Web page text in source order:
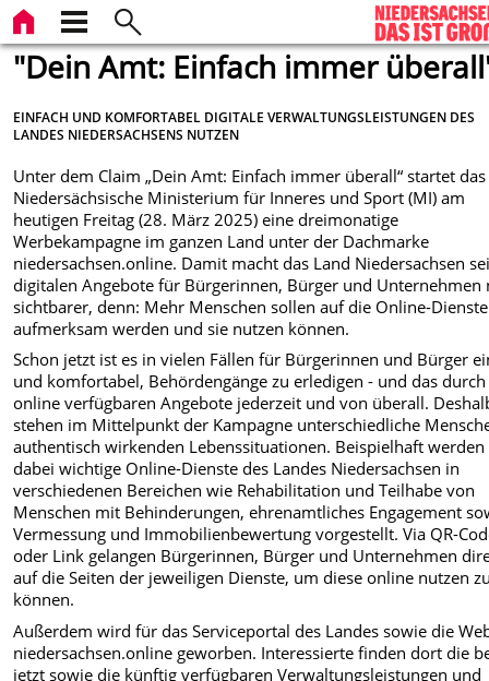
"Dein Amt: Einfach immer
EINFACH UND KOMFORTABEL DIGITALE VERWALTUNGSLEISTUNGEN DES
LANDES NIEDERSACHSENS NUTZEN
Unter dem Claim „Dein Amt: Einfach immer überall“ startet das
Niedersächsische Ministerium für Inneres und Sport (MI) am
heutigen Freitag (28. März 2025) eine dreimonatige
Werbekampagne im ganzen Land unter der Dachmarke
niedersachsen.online. Damit macht das Land Niedersachsen
digitalen Angebote für Bürgerinnen, Bürger und Unternehmen
sichtbarer, denn: Mehr Menschen sollen auf die Online-Dienste
aufmerksam werden und sie nutzen können.
Schon jetzt ist es in vielen Fällen für Bürgerinnen und Bürger
und komfortabel, Behördengänge zu erledigen - und das
online verfügbaren Angebote jederzeit und von überall.
stehen im Mittelpunkt der Kampagne unterschiedliche
authentisch wirkenden Lebenssituationen. Beispielhaft werden
dabei wichtige Online-Dienste des Landes Niedersachsen in
verschiedenen Bereichen wie Rehabilitation und Teilhabe von
Menschen mit Behinderungen, ehrenamtliches Engagement
Vermessung und Immobilienbewertung vorgestellt. Via QR-
oder Link gelangen Bürgerinnen, Bürger und Unternehmen
auf die Seiten der jeweiligen Dienste, um diese online nutzen
können.
Außerdem wird für das Serviceportal des Landes sowie die
niedersachsen.online geworben. Interessierte finden dort die
jetzt sowie die künftig verfügbaren Verwaltungsleistungen und